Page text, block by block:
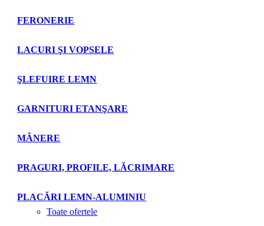
FERONERIE
LACURI ŞI VOPSELE
ŞLEFUIRE LEMN
GARNITURI ETANŞARE
MÂNERE
PRAGURI, PROFILE, LĂCRIMARE
PLACĂRI LEMN-ALUMINIU
Toate ofertele